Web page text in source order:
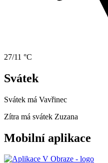
27/11 °C
Svátek
Svátek má Vavřinec
Zítra má svátek Zuzana
Mobilní aplikace